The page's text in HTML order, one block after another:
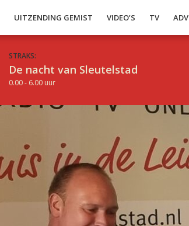
UITZENDING GEMIST VIDEO’S TV
STRAKS:
De nacht van Sleutelstad
0.00 - 6.00 uur